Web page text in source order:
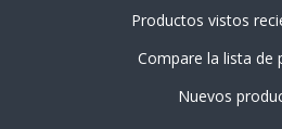
Productos vistos
Compare la lista de
Nuevos